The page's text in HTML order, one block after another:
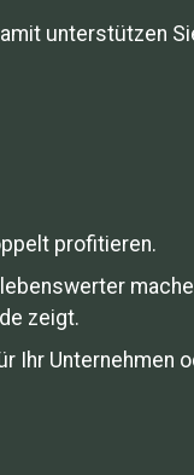
unterstützen
profitieren.
zeigt.
Ihr Unternehmen